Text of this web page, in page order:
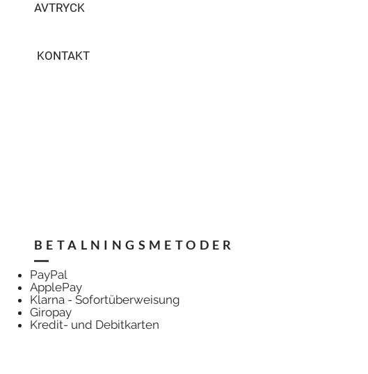
AVTRYCK
KONTAKT
BETALNINGSMETODER
PayPal
ApplePay
Klarna - Sofortüberweisung
Giropay
Kredit- und Debitkarten